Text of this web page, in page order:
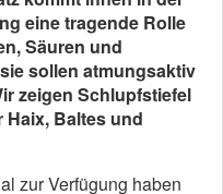
eine tragende Rolle
Säuren und
sollen atmungsaktiv
zeigen Schlupfstiefel
Baltes und
zur Verfügung haben